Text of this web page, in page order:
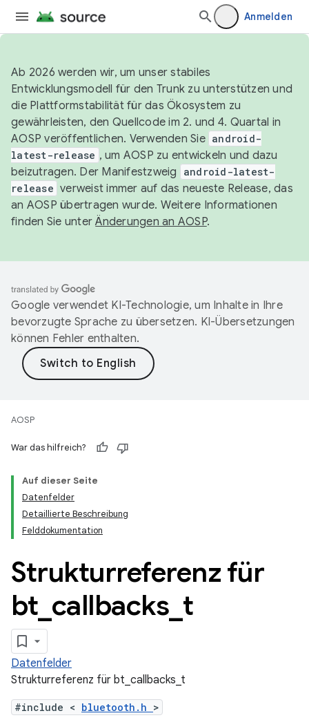
Anmelden
Ab 2026 werden wir, um unser stabiles
Entwicklungsmodell für den Trunk zu unterstützen und
die Plattformstabilität für das Ökosystem zu
gewährleisten, den Quellcode im 2. und 4. Quartal in
AOSP veröffentlichen. Verwenden Sie android-
latest-release , um AOSP zu entwickeln und dazu
beizutragen. Der Manifestzweig
android-latest-
release verweist immer auf das neueste Release, das
an AOSP übertragen wurde. Weitere Informationen
finden Sie unterÄnderungen an AOSP.
Google verwendet KI-Technologie, um Inhalte in Ihre
bevorzugte Sprache zu übersetzen. KI-Übersetzungen
können Fehler enthalten.
AOSP
War das hilfreich?
Auf dieser Seite
Datenfelder
Detaillierte Beschreibung
Felddokumentation
Strukturreferenz für
bt callbacks t
Datenfelder
Strukturreferenz für bt_callbacks_t
#include < bluetooth.h >